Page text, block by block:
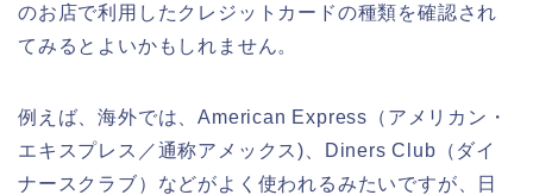
のお店で利用したクレジットカードの種類を確認され
てみるとよいかもしれません。
例えば、海外では、American Express（アメリカン・
エキスプレス／通称アメックス)、Diners Club（ダイ
ナースクラブ）などがよく使われるみたいですが、日